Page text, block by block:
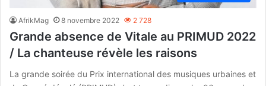
AfrikMag 8 novembre 2022 2 728
Grande absence de Vitale au PRIMUD 2022
/ La chanteuse révèle les raisons
La grande soirée du Prix international des musiques urbaines et